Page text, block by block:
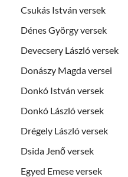
Csukás István versek
Dénes György versek
Devecsery László versek
Donászy Magda versei
Donkó István versek
Donkó László versek
Drégely László versek
Dsida Jenő versek
Egyed Emese versek